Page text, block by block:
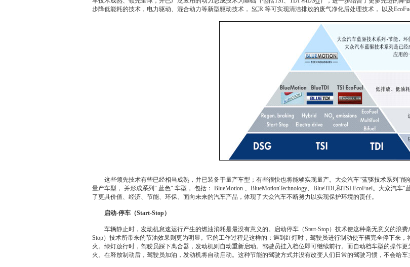
步降低能耗的技术，电力驱动、混合动力等新型驱动技术， SCR 等可实现清洁排放的废气净化后处理技术， 以及
这些领先技术有些已经相当成熟，并已装备于量产车型；有些很快也将能够实现量产。 大众汽车"蓝驱技术系列"能
量产车型， 并形成系列" 蓝色" 车型， 包括： BlueMotion 、BlueMotionTechnology、BlueTDI,和TSI EcoFuel。 大众汽车"
了更具价值、经济、 节能、 环保、面向未来的汽车产品，体现了 大众汽车不断努力以实现保护环境的责任。
启动-停车（Start-Stop）
车辆静止时， 发动机怠速运行产生的燃油消耗是最没有意义的。启动停车（Start-Stop）技术使这种毫无意义的浪
Stop）技术所带来的节油效果则更为明显。它的工作过程是这样的：遇到红灯时，驾驶员进行制动使车辆完全停下来
火。绿灯放行时，驾驶员踩下离合器， 发动机则自动重新启动。驾驶员挂入档位即可继续前行。而自动档车型的操作
火。在释放制动后，驾驶员加油， 发动机将自动启动。这种节能的驾驶方式并没有改变人们日常的驾驶习惯，不会给